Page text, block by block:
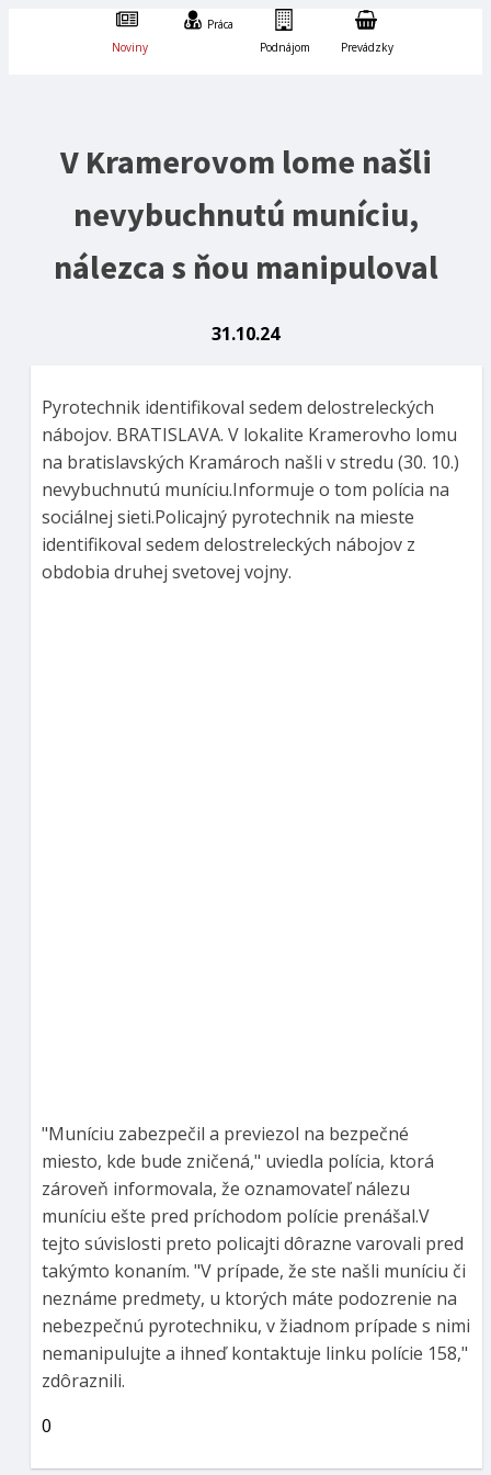
Noviny
Práca
Podnájom
Prevádzky
V Kramerovom lome našli
nevybuchnutú muníciu,
nálezca s ňou manipuloval
31.10.24
Pyrotechnik identifikoval sedem delostreleckých
nábojov. BRATISLAVA. V lokalite Kramerovho lomu
na bratislavských Kramároch našli v stredu (30. 10.)
nevybuchnutú muníciu.Informuje o tom polícia na
sociálnej sieti.Policajný pyrotechnik na mieste
identifikoval sedem delostreleckých nábojov z
obdobia druhej svetovej vojny.
"Muníciu zabezpečil a previezol na bezpečné
miesto, kde bude zničená," uviedla polícia, ktorá
zároveň informovala, že oznamovateľ nálezu
muníciu ešte pred príchodom polície prenášal.V
tejto súvislosti preto policajti dôrazne varovali pred
takýmto konaním. "V prípade, že ste našli muníciu či
neznáme predmety, u ktorých máte podozrenie na
nebezpečnú pyrotechniku, v žiadnom prípade s nimi
nemanipulujte a ihneď kontaktuje linku polície 158,"
zdôraznili.
0